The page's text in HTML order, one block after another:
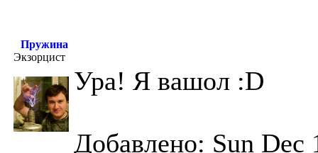
Пружина
Экзорцист
Ура! Я вашол :D
Добавлено: Sun Dec